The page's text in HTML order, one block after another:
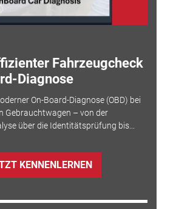
Fahrzeugcheck
Diagnose
On-Board-Diagnose (OBD) bei
Gebrauchtwagen – von der
über die Identitätsprüfung bis...
KENNENLERNEN